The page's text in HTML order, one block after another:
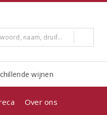
wijnen
Over ons